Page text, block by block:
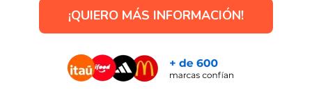
¡QUIERO MÁS INFORMACIÓN!